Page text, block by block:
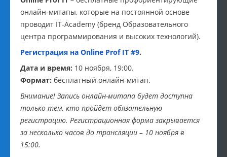
онлайн-митапы, которые на постоянной основе
проводит IT-Academy (бренд Образовательного
центра программирования и высоких технологий).
Регистрация на Online Prof IT #9.
Дата и время: 10 ноября, 19:00.
Формат: бесплатный онлайн-митап.
Внимание! Запись онлайн-митапа будет доступна
только тем, кто пройдет обязательную
регистрацию. Регистрационная форма закрывается
за несколько часов до трансляции – 10 ноября в
15:00.